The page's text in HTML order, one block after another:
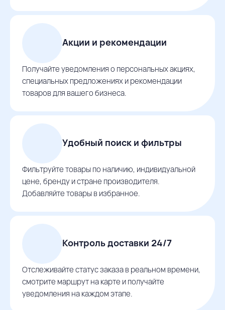
Акции и рекомендации
Получайте уведомления о персональных акциях,
специальных предложениях и рекомендации
товаров для вашего бизнеса.
Удобный поиск и фильтры
Фильтруйте товары по наличию, индивидуальной
цене, бренду и стране производителя.
Добавляйте товары в избранное.
Контроль доставки 24/7
Отслеживайте статус заказа в реальном времени,
смотрите маршрут на карте и получайте
уведомления на каждом этапе.